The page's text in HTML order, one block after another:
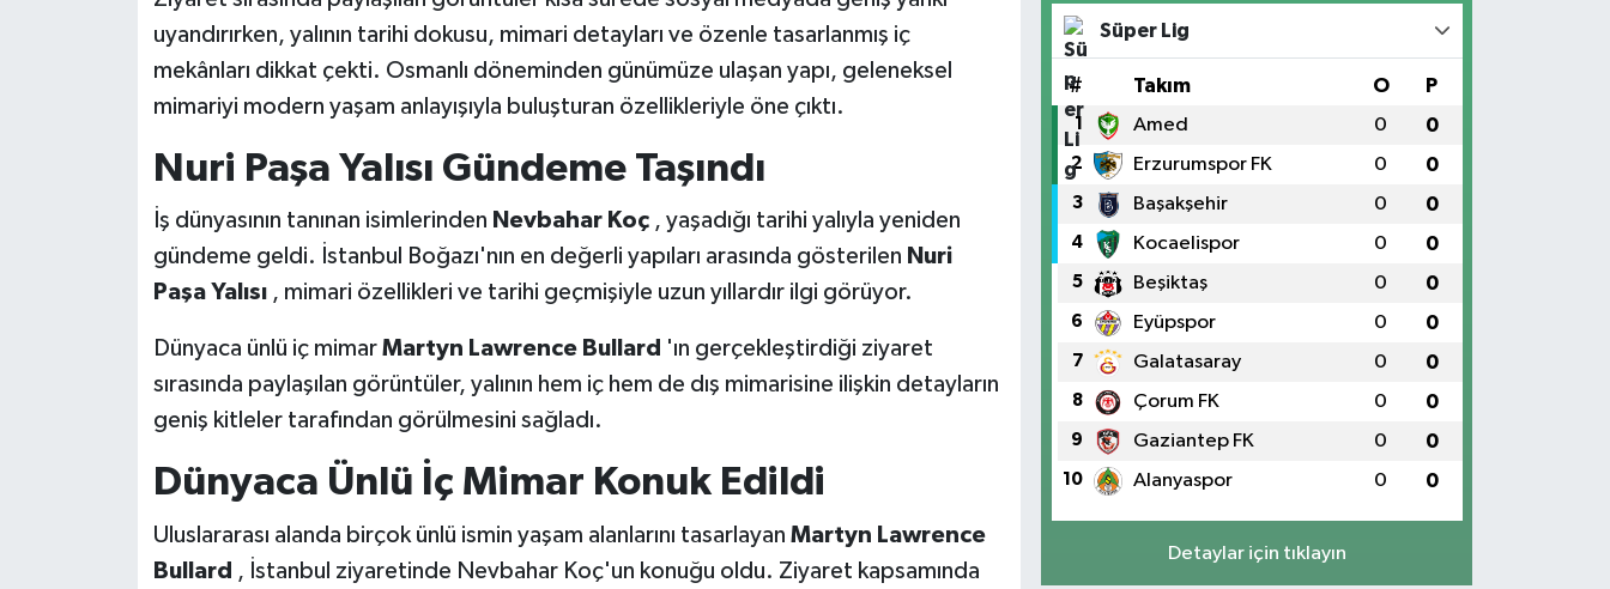
uyandırırken, yalının tarihi dokusu, mimari detayları ve özenle tasarlanmış iç
mekânları dikkat çekti. Osmanlı döneminden günümüze ulaşan yapı, geleneksel
mimariyi modern yaşam anlayışıyla buluşturan özellikleriyle öne çıktı.
Nuri Paşa Yalısı Gündeme Taşındı
İş dünyasının tanınan isimlerinden Nevbahar Koç, yaşadığı tarihi yalıyla yeniden
gündeme geldi. İstanbul Boğazı'nın en değerli yapıları arasında gösterilen Nuri
Paşa Yalısı, mimari özellikleri ve tarihi geçmişiyle uzun yıllardır ilgi görüyor.
Dünyaca ünlü iç mimar Martyn Lawrence Bullard 'ın gerçekleştirdiği ziyaret
sırasında paylaşılan görüntüler, yalının hem iç hem de dış mimarisine ilişkin detayların
geniş kitleler tarafından görülmesini sağladı.
Dünyaca Ünlü İç Mimar Konuk Edildi
Uluslararası alanda birçok ünlü ismin yaşam alanlarını tasarlayan Martyn Lawrence
Bullard , İstanbul ziyaretinde Nevbahar Koç'un konuğu oldu. Ziyaret kapsamında
Süper Lig
# Takım O P
1 Amed 0 0
2 Erzurumspor FK 0 0
3 Başakşehir 0 0
4 Kocaelispor 0 0
5 Beşiktaş 0 0
6 Eyüpspor 0 0
7 Galatasaray 0 0
8 Çorum FK 0 0
9 Gaziantep FK 0 0
10 Alanyaspor 0 0
Detaylar için tıklayın